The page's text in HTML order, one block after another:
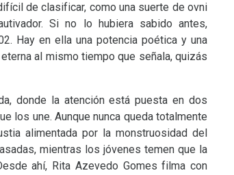
de clasificar, como una suerte de ovni
Si no lo hubiera sabido antes,
Hay en ella una potencia poética y una
al mismo tiempo que señala, quizás
la atención está puesta en dos
los une. Aunque nunca queda totalmente
alimentada por la monstruosidad del
mientras los jóvenes temen que la
ahí, Rita Azevedo Gomes filma con